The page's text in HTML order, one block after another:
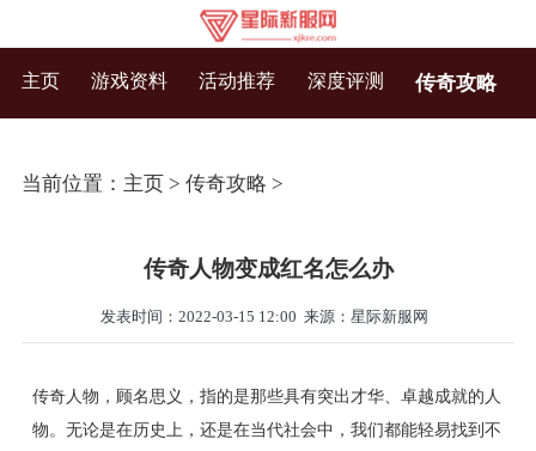
主页 游戏资料 活动推荐 深度评测 传奇攻略
当前位置： 主页> 传奇攻略 >
传奇人物变成红名怎么办
发表时间：2022-03-15 12:00 来源：星际新服网
传奇人物，顾名思义，指的是那些具有突出才华、卓越成就的人
物。无论是在历史上，还是在当代社会中，我们都能轻易找到不